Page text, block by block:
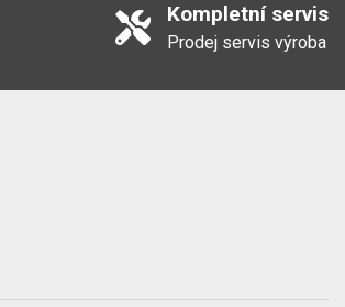
Kompletní servis
Prodej servis výroba